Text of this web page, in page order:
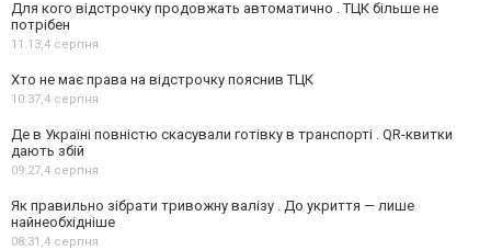
Для кого відстрочку продовжать автоматично . ТЦК більше не
потрібен
11:13,4 серпня
Хто не має права на відстрочку пояснив ТЦК
10:37,4 серпня
Де в Україні повністю скасували готівку в транспорті . QR-квитки
дають збій
09:27,4 серпня
Як правильно зібрати тривожну валізу . До укриття — лише
найнеобхідніше
08:31,4 серпня